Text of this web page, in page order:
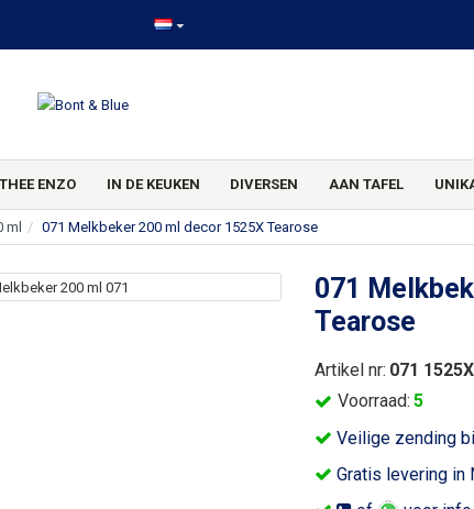
THEE ENZO IN DE KEUKEN DIVERSEN AAN TAFEL
ml 071 Melkbeker 200 ml decor 1525X Tearose
071
Tearose
Veilige zending
Gratis levering in
Voorraad: 5
Artikel nr: 071 1525X